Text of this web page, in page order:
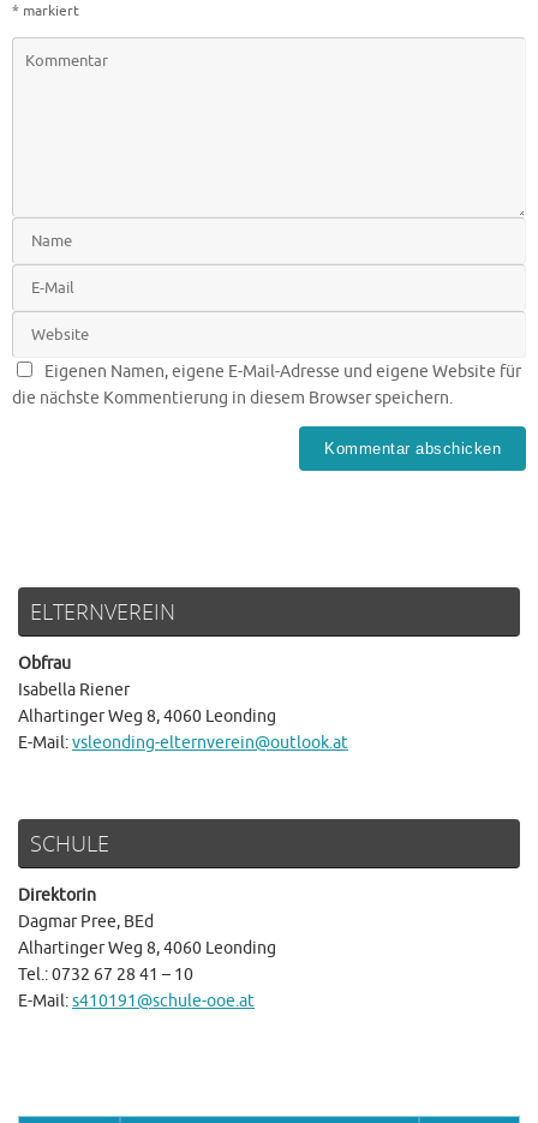
* markiert
Eigenen Namen, eigene E-Mail-Adresse und eigene Website für
die nächste Kommentierung in diesem Browser speichern.
ELTERNVEREIN
Obfrau
Isabella Riener
Alhartinger Weg 8, 4060 Leonding
E-Mail:vsleonding-elternverein@outlook.at
SCHULE
Direktorin
Dagmar Pree, BEd
Alhartinger Weg 8, 4060 Leonding
Tel.: 0732 67 28 41 – 10
E-Mail:s410191@schule-ooe.at